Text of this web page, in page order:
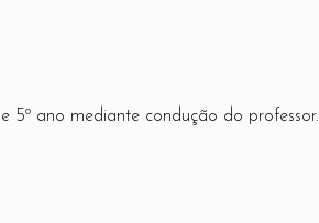
5º ano mediante condução do professor.